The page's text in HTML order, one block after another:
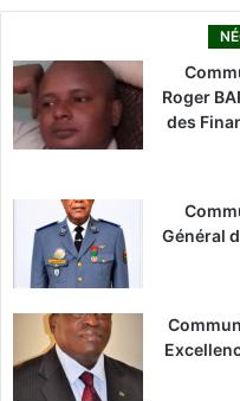
Roger
des
Général